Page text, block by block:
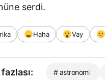
serdi.
Haha Vay
# astronomi